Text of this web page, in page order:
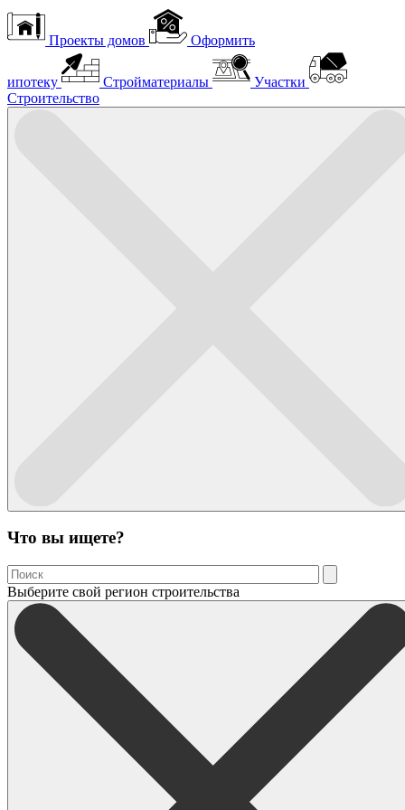
Проекты домов Оформить
ипотеку Стройматериалы
Участки
Строительство
Что вы ищете?
Выберите свой регион строительства